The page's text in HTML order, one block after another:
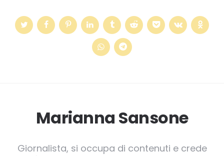
Marianna Sansone
Giornalista, si occupa di contenuti e crede